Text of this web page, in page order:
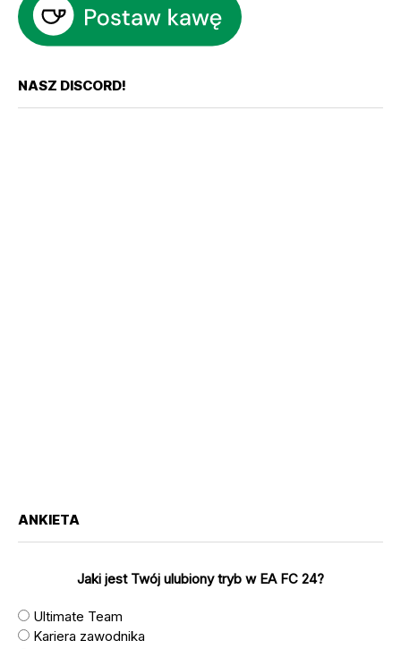
NASZ DISCORD!
ANKIETA
Jaki jest Twój ulubiony tryb w EA FC 24?
Ultimate Team
Kariera zawodnika